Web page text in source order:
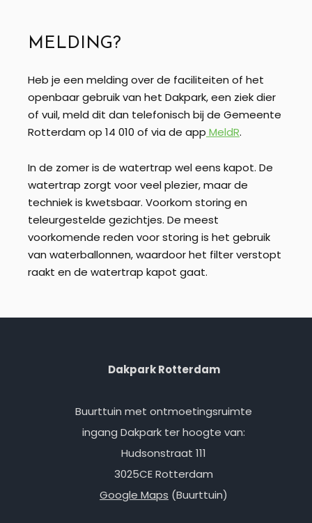
MELDING?
Heb je een melding over de faciliteiten of het
openbaar gebruik van het Dakpark, een ziek dier
of vuil, meld dit dan telefonisch bij de Gemeente
Rotterdam op 14 010 of via de app MeldR.
In de zomer is de watertrap wel eens kapot. De
watertrap zorgt voor veel plezier, maar de
techniek is kwetsbaar. Voorkom storing en
teleurgestelde gezichtjes. De meest
voorkomende reden voor storing is het gebruik
van waterballonnen, waardoor het filter verstopt
raakt en de watertrap kapot gaat.
Dakpark Rotterdam
Buurttuin met ontmoetingsruimte
ingang Dakpark ter hoogte van:
Hudsonstraat 111
3025CE Rotterdam
Google Maps (Buurttuin)